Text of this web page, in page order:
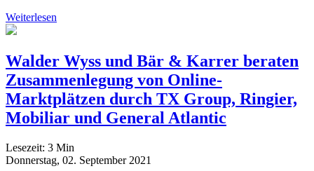
Weiterlesen
Walder Wyss und Bär & Karrer beraten
Zusammenlegung von Online-
Marktplätzen durch TX Group, Ringier,
Mobiliar und General Atlantic
Lesezeit: 3 Min
Donnerstag, 02. September 2021